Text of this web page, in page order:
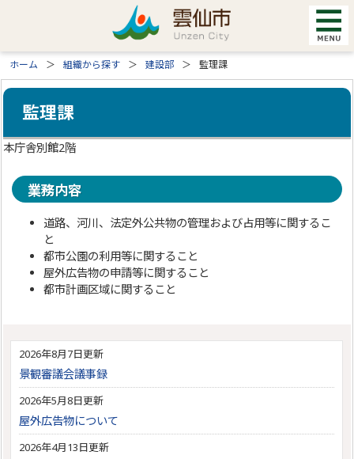
ホーム 組織から探す 建設部 監理課
監理課
本庁舎別館2階
業務内容
道路、河川、法定外公共物の管理および占用等に関するこ
と
都市公園の利用等に関すること
屋外広告物の申請等に関すること
都市計画区域に関すること
2026年8月7日更新
景観審議会議事録
2026年5月8日更新
屋外広告物について
2026年4月13日更新